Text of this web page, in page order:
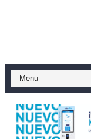
Irán apuesta
Dominicana